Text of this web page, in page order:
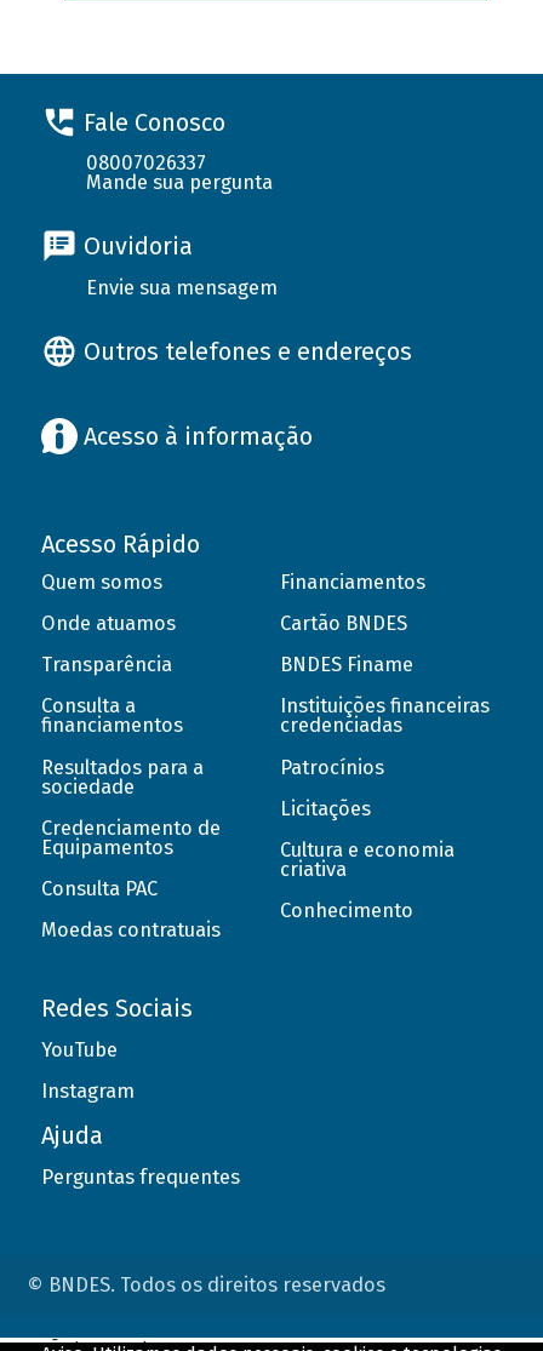
Fale Conosco
08007026337
Mande sua pergunta
Ouvidoria
Envie sua mensagem
Outros telefones e endereços
Acesso à informação
Acesso Rápido
Quem somos
Onde atuamos
Transparência
Consulta a
financiamentos
Resultados para a
sociedade
Credenciamento de
Equipamentos
Consulta PAC
Moedas contratuais
Financiamentos
Cartão BNDES
BNDES Finame
Instituições financeiras
credenciadas
Patrocínios
Licitações
Cultura e economia
criativa
Conhecimento
Redes Sociais
YouTube
Instagram
Ajuda
Perguntas frequentes
© BNDES. Todos os direitos reservados